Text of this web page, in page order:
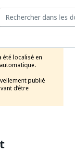
été localisé en
publié
d’être